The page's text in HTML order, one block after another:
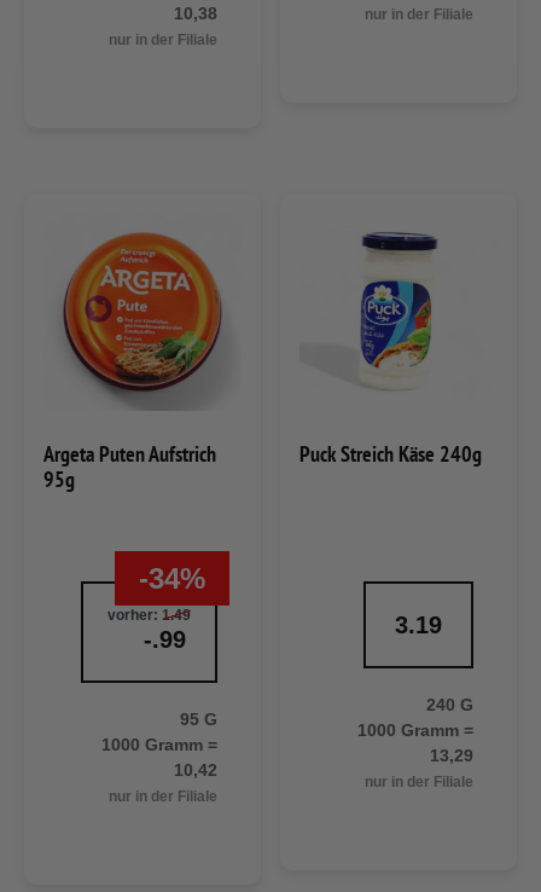
10,38
nur in der Filiale
nur in der Filiale
Argeta Puten Aufstrich
95g
-34%
vorher: 1.49
-.99
95 G
1000 Gramm =
10,42
nur in der Filiale
Puck Streich Käse 240g
3.19
240 G
1000 Gramm =
13,29
nur in der Filiale